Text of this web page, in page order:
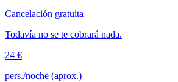
Cancelación gratuita
Todavía no se te cobrará nada.
24 €
pers./noche (aprox.)